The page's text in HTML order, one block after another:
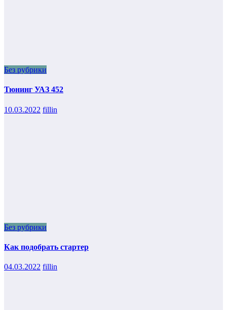
Без рубрики
Тюнинг УАЗ 452
10.03.2022 fillin
Без рубрики
Как подобрать стартер
04.03.2022 fillin